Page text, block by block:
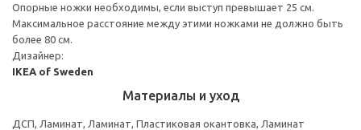
Опорные ножки необходимы, если выступ превышает 25 см.
Максимальное расстояние между этими ножками не должно быть
более 80 см.
Дизайнер:
IKEA of Sweden
Материалы и уход
ДСП, Ламинат, Ламинат, Пластиковая окантовка, Ламинат